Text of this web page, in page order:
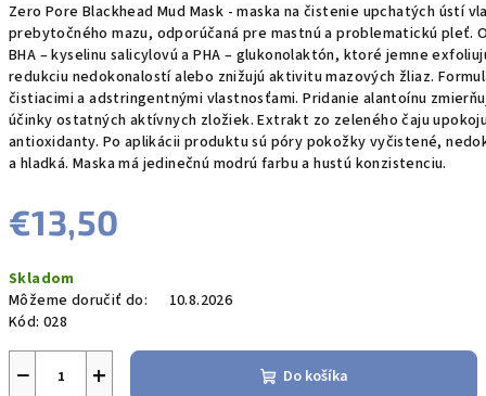
Zero Pore Blackhead Mud Mask - maska na čistenie upchatých ústí
prebytočného mazu, odporúčaná pre mastnú a problematickú pleť.
BHA – kyselinu salicylovú a PHA – glukonolaktón, ktoré jemne
redukciu nedokonalostí alebo znižujú aktivitu mazových žliaz.
čistiacimi a adstringentnými vlastnosťami. Pridanie alantoínu
účinky ostatných aktívnych zložiek. Extrakt zo zeleného čaju
antioxidanty. Po aplikácii produktu sú póry pokožky vyčistené,
a hladká. Maska má jedinečnú modrú farbu a hustú konzistenciu.
€13,50
cena:
Skladom
Môžeme doručiť do:
10.8.2026
Kód: 028
+
− Do košíka